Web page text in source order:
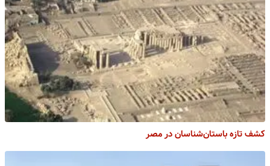
کشف تازه باستان‌شناسان در مصر